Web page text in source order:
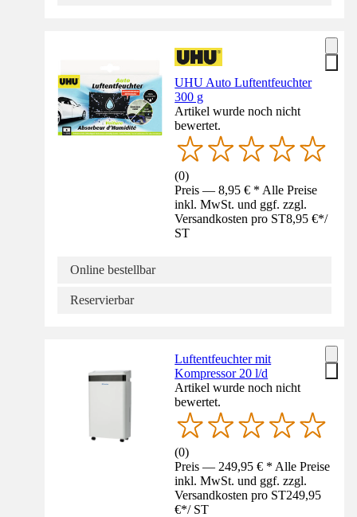
UHU Auto Luftentfeuchter
300 g
Artikel wurde noch nicht
bewertet.
(0)
Preis — 8,95 € * Alle Preise
inkl. MwSt. und ggf. zzgl.
Versandkosten pro ST8,95 €*/
ST
Online bestellbar
Reservierbar
Luftentfeuchter mit
Kompressor 20 l/d
Artikel wurde noch nicht
bewertet.
(0)
Preis — 249,95 € * Alle Preise
inkl. MwSt. und ggf. zzgl.
Versandkosten pro ST249,95
€*/ ST